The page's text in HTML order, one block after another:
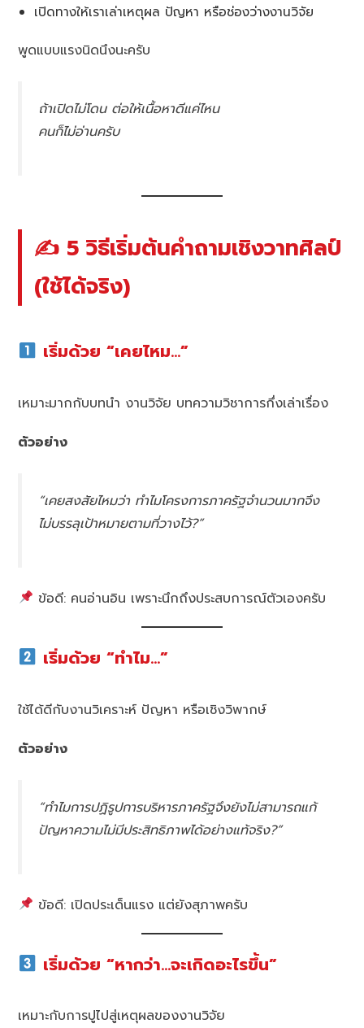
เปิดทางให้เราเล่าเหตุผล ปัญหา หรือช่องว่างงานวิจัย
พูดแบบแรงนิดนึงนะครับ
ถ้าเปิดไม่โดน ต่อให้เนื้อหาดีแค่ไหน
คนก็ไม่อ่านครับ
✍️ 5 วิธีเริ่มต้นคำถามเชิงวาทศิลป์
(ใช้ได้จริง)
เริ่มด้วย “เคยไหม…”
เหมาะมากกับบทนำ งานวิจัย บทความวิชาการกึ่งเล่าเรื่อง
ตัวอย่าง
“เคยสงสัยไหมว่า ทำไมโครงการภาครัฐจำนวนมากจึง
ไม่บรรลุเป้าหมายตามที่วางไว้?”
ข้อดี: คนอ่านอิน เพราะนึกถึงประสบการณ์ตัวเองครับ
เริ่มด้วย “ทำไม…”
ใช้ได้ดีกับงานวิเคราะห์ ปัญหา หรือเชิงวิพากษ์
ตัวอย่าง
“ทำไมการปฏิรูปการบริหารภาครัฐจึงยังไม่สามารถแก้
ปัญหาความไม่มีประสิทธิภาพได้อย่างแท้จริง?”
ข้อดี: เปิดประเด็นแรง แต่ยังสุภาพครับ
เริ่มด้วย “หากว่า…จะเกิดอะไรขึ้น”
เหมาะกับการปูไปสู่เหตุผลของงานวิจัย